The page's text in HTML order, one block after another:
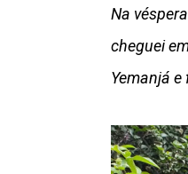
Na
cheguei
Yemanjá